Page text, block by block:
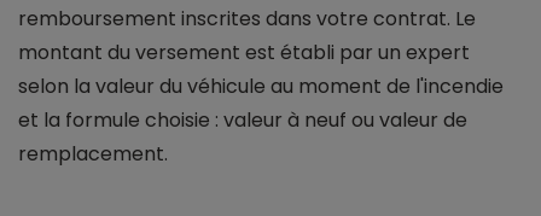
remboursement inscrites dans votre contrat. Le
montant du versement est établi par un expert
selon la valeur du véhicule au moment de l'incendie
et la formule choisie : valeur à neuf ou valeur de
remplacement.